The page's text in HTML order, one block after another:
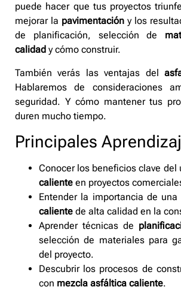
puede hacer que tus proyectos
mejorar la pavimentación y los
de planificación, selección de
calidad y cómo construir.
También verás las ventajas del
Hablaremos de consideraciones
seguridad. Y cómo mantener tus
duren mucho tiempo.
Principales
Conocer los beneficios clave del
caliente en proyectos
Entender la importancia de una
caliente de alta calidad en la
Aprender técnicas de
selección de materiales para
del proyecto.
Descubrir los procesos de
con mezcla asfáltica caliente.